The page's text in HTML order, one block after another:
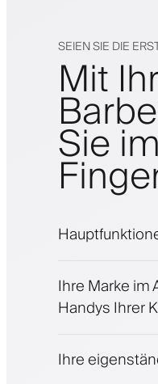
SEIEN SIE DIE
Mit
Sie
Ihre Marke im
Handys Ihrer
Ihre